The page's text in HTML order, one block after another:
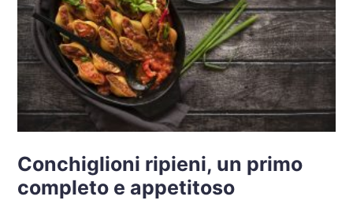
Conchiglioni ripieni, un primo
completo e appetitoso